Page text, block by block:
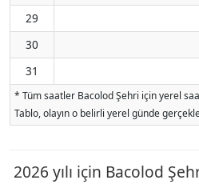
29
30
31
* Tüm saatler Bacolod Şehri için yerel
Tablo, olayın o belirli yerel günde
2026 yılı için Bacolod